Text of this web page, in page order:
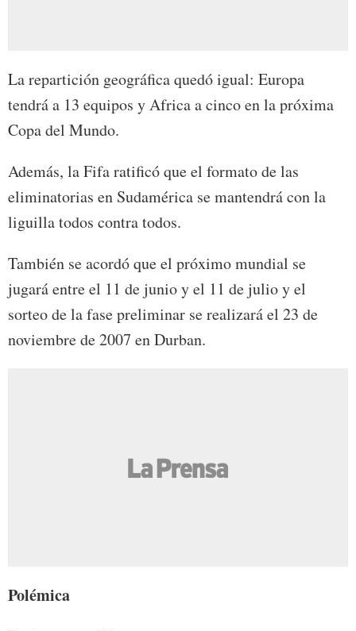
La repartición geográfica quedó igual: Europa
tendrá a 13 equipos y Africa a cinco en la próxima
Copa del Mundo.
Además, la Fifa ratificó que el formato de las
eliminatorias en Sudamérica se mantendrá con la
liguilla todos contra todos.
También se acordó que el próximo mundial se
jugará entre el 11 de junio y el 11 de julio y el
sorteo de la fase preliminar se realizará el 23 de
noviembre de 2007 en Durban.
Polémica